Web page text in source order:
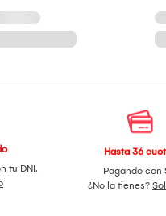
tu DNI.
Hasta 36
Pagando con
¿No la tienes?